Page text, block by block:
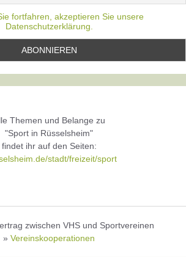
fortfahren, akzeptieren Sie unsere
Datenschutzerklärung.
Themen und Belange zu
"Sport in Rüsselsheim"
findet ihr auf den Seiten:
stadt/freizeit/sport
zwischen VHS und Sportvereinen
» Vereinskooperationen